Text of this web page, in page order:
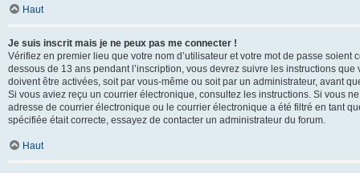
Haut
Je suis inscrit mais je ne peux pas me connecter !
Vérifiez en premier lieu que votre nom d’utilisateur et votre mot de passe
dessous de 13 ans pendant l’inscription, vous devrez suivre les instructions
doivent être activées, soit par vous-même ou soit par un administrateur, avant
Si vous aviez reçu un courrier électronique, consultez les instructions. Si vous
adresse de courrier électronique ou le courrier électronique a été filtré en tant
spécifiée était correcte, essayez de contacter un administrateur du forum.
Haut